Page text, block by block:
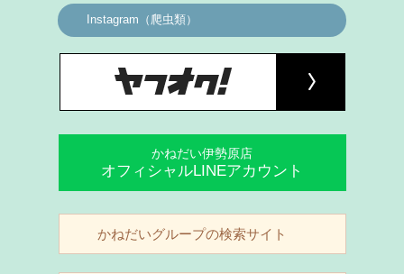
Instagram（爬虫類）
かねだい伊勢原店
オフィシャルLINEアカウント
かねだいグループの検索サイト